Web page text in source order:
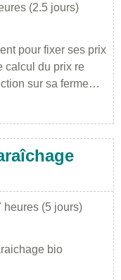
(2.5 jours)
pour fixer ses prix
calcul du prix re
sur sa ferme…
heures (5 jours)
bio